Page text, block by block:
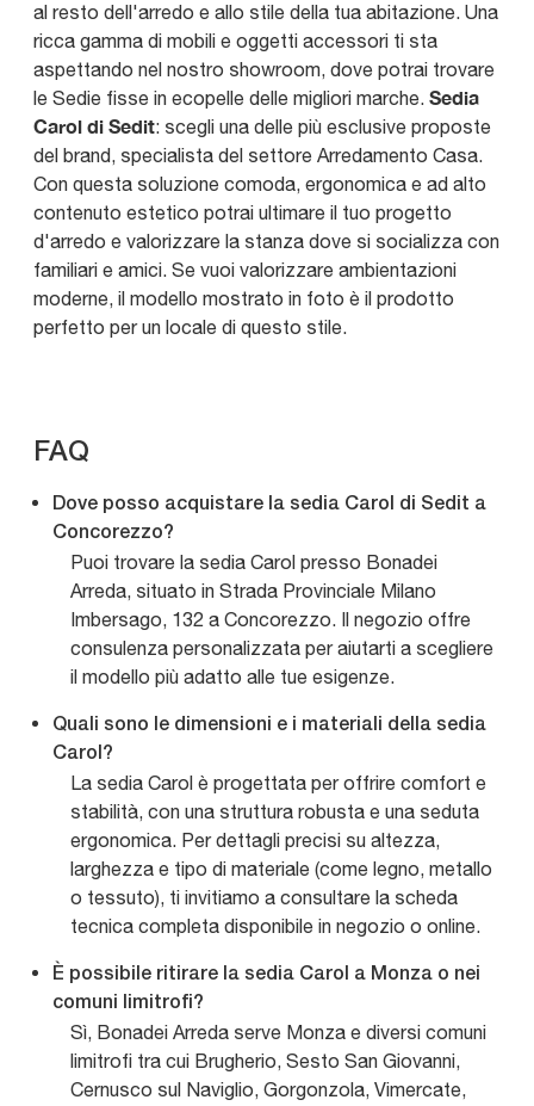
al resto dell'arredo e allo stile della tua abitazione. Una
ricca gamma di mobili e oggetti accessori ti sta
aspettando nel nostro showroom, dove potrai trovare
le Sedie fisse in ecopelle delle migliori marche. Sedia
Carol di Sedit: scegli una delle più esclusive proposte
del brand, specialista del settore Arredamento Casa.
Con questa soluzione comoda, ergonomica e ad alto
contenuto estetico potrai ultimare il tuo progetto
d'arredo e valorizzare la stanza dove si socializza con
familiari e amici. Se vuoi valorizzare ambientazioni
moderne, il modello mostrato in foto è il prodotto
perfetto per un locale di questo stile.
FAQ
Dove posso acquistare la sedia Carol di Sedit a
Concorezzo?
Puoi trovare la sedia Carol presso Bonadei
Arreda, situato in Strada Provinciale Milano
Imbersago, 132 a Concorezzo. Il negozio offre
consulenza personalizzata per aiutarti a scegliere
il modello più adatto alle tue esigenze.
Quali sono le dimensioni e i materiali della sedia
Carol?
La sedia Carol è progettata per offrire comfort e
stabilità, con una struttura robusta e una seduta
ergonomica. Per dettagli precisi su altezza,
larghezza e tipo di materiale (come legno, metallo
o tessuto), ti invitiamo a consultare la scheda
tecnica completa disponibile in negozio o online.
È possibile ritirare la sedia Carol a Monza o nei
comuni limitrofi?
Sì, Bonadei Arreda serve Monza e diversi comuni
limitrofi tra cui Brugherio, Sesto San Giovanni,
Cernusco sul Naviglio, Gorgonzola, Vimercate,